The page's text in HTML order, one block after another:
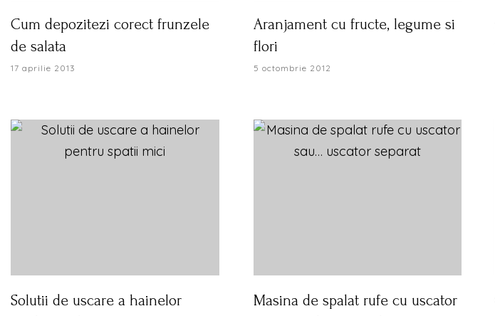
Cum depozitezi corect frunzele
de salata
17 aprilie 2013
Aranjament cu fructe, legume si
flori
5 octombrie 2012
Solutii de uscare a hainelor
Masina de spalat rufe cu uscator